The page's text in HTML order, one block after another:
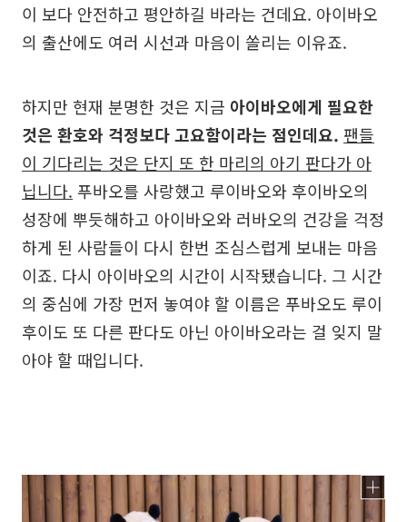
이 보다 안전하고 평안하길 바라는 건데요. 아이바오
의 출산에도 여러 시선과 마음이 쏠리는 이유죠.
하지만 현재 분명한 것은 지금 아이바오에게 필요한
것은 환호와 걱정보다 고요함이라는 점인데요. 팬들
이 기다리는 것은 단지 또 한 마리의 아기 판다가 아
닙니다. 푸바오를 사랑했고 루이바오와 후이바오의
성장에 뿌듯해하고 아이바오와 러바오의 건강을 걱정
하게 된 사람들이 다시 한번 조심스럽게 보내는 마음
이죠. 다시 아이바오의 시간이 시작됐습니다. 그 시간
의 중심에 가장 먼저 놓여야 할 이름은 푸바오도 루이
후이도 또 다른 판다도 아닌 아이바오라는 걸 잊지 말
아야 할 때입니다.